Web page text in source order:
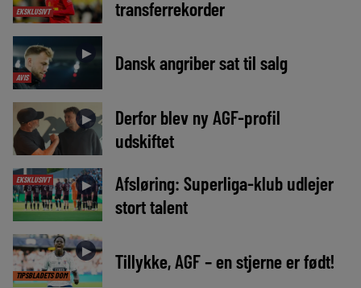
EKSKLUSIVT
transferrekorder
AVIS
► Dansk angriber sat til salg
►
Derfor blev ny AGF-profil
udskiftet
EKSKLUSIVT ►
Afsløring: Superliga-klub udlejer
stort talent
TIPSBLADETS DOM
► Tillykke, AGF – en stjerne er født!